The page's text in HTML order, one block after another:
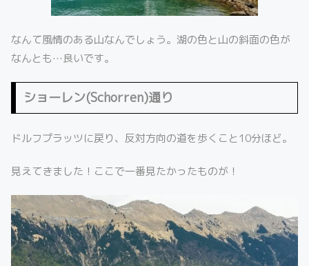
なんて風情のある山なんでしょう。湖の色と山の斜面の色が
なんとも…良いです。
ショーレン(Schorren)通り
ドルフプラッツに戻り、反対方向の道を歩くこと10分ほど。
見えてきました！ここで一番見たかったものが！